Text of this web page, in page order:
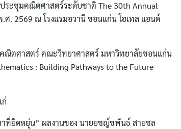
ประชุมคณิตศาสตร์ระดับชาติ The 30th Annual
. 2569 ณ โรงแรมอวานี ขอนแก่น โฮเทล แอนด์
คณิตศาสตร์ คณะวิทยาศาสตร์ มหาวิทยาลัยขอนแก่น
: Building Pathways to the Future
ก่
าที่ยืดหยุ่น” ผลงานของ นายยชญ์ขพันธ์ สายชล